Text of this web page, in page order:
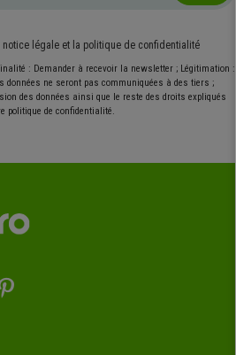
notice légale et la politique de confidentialité
: Demander à recevoir la newsletter ; Légitimation :
données ne seront pas communiquées à des tiers ;
des données ainsi que le reste des droits expliqués
politique de confidentialité.